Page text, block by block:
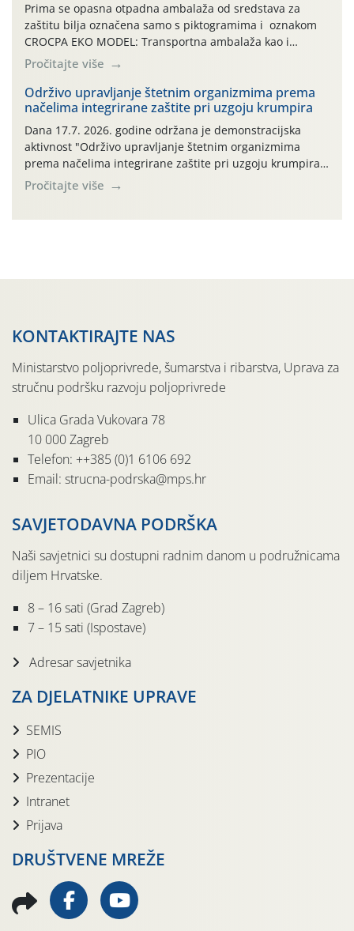
Prima se opasna otpadna ambalaža od sredstava za
zaštitu bilja označena samo s piktogramima i oznakom
CROCPA EKO MODEL: Transportna ambalaža kao i
ambalaža drugih proizvoda koji nisu sredstva za zaštitu
bilja (npr. ambalaža od mineralnih gnojiva,) se ne
prihvaća. Korisnicima je osiguran besplatni povrat
prazne ambalaže isključivo ovih tvrtki: AGROCHEM-MAKS,
AGRONOM, ALBAUGH TKI* (PINUS […]
Pročitajte više
Održivo upravljanje štetnim organizmima prema
načelima integrirane zaštite pri uzgoju krumpira
Dana 17.7. 2026. godine održana je demonstracijska
aktivnost "Održivo upravljanje štetnim organizmima
prema načelima integrirane zaštite pri uzgoju krumpira"
na pokusnom polju "Poredje", kraj naselja Belica (ARKOD
parcela ID 2445031) (središnji dio Međimurske županije).
Pročitajte više
KONTAKTIRAJTE NAS
Ministarstvo poljoprivrede, šumarstva i ribarstva, Uprava za
stručnu podršku razvoju poljoprivrede
Ulica Grada Vukovara 78
10 000 Zagreb
Telefon: ++385 (0)1 6106 692
Email: strucna-podrska@mps.hr
SAVJETODAVNA PODRŠKA
Naši savjetnici su dostupni radnim danom u podružnicama
diljem Hrvatske.
8 – 16 sati (Grad Zagreb)
7 – 15 sati (Ispostave)
Adresar savjetnika
ZA DJELATNIKE UPRAVE
SEMIS
PIO
Prezentacije
Intranet
Prijava
DRUŠTVENE MREŽE